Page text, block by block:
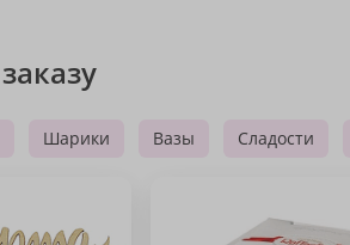
Шарики Вазы Сладости